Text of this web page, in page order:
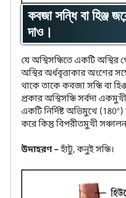
কবজা সন্ধি বা হিঞ্জ
দাও।
যে অস্থিসন্ধিতে একটি অস্থির
অস্থির অর্ধবৃত্তাকার অংশের
থাকে তাকে কবজা সন্ধি বা
প্রকার অস্থিসন্ধি সর্বদা
একটি নির্দিষ্ট অভিমুখে
করে কিন্তু বিপরীতমুখী
উদাহরণ –হাঁটু, কনুই সন্ধি।